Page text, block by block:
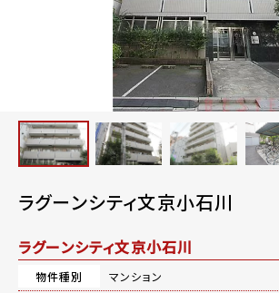
ラグーンシティ文京小石川
ラグーンシティ文京小石川
物件種別
マンション